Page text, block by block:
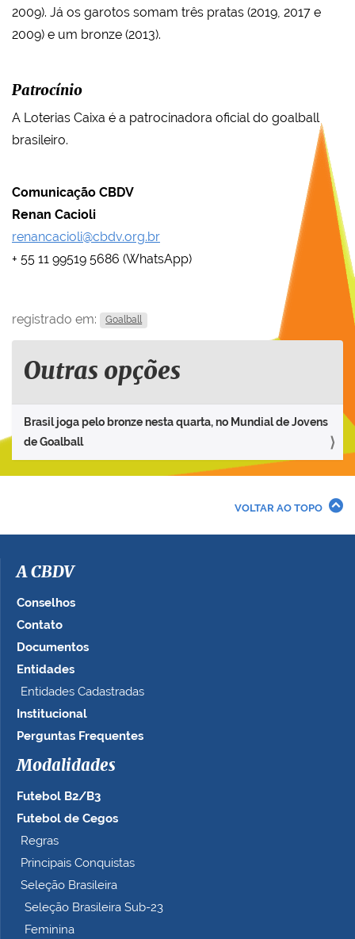
2009). Já os garotos somam três pratas (2019, 2017 e
2009) e um bronze (2013).
Patrocínio
A Loterias Caixa é a patrocinadora oficial do goalball
brasileiro.
Comunicação CBDV
Renan Cacioli
renancacioli@cbdv.org.br
+ 55 11 99519 5686 (WhatsApp)
registrado em: Goalball
Outras opções
Brasil joga pelo bronze nesta quarta, no Mundial de Jovens
de Goalball
VOLTAR AO TOPO
A CBDV
Conselhos
Contato
Documentos
Entidades
Entidades Cadastradas
Institucional
Perguntas Frequentes
Modalidades
Futebol B2/B3
Futebol de Cegos
Regras
Principais Conquistas
Seleção Brasileira
Seleção Brasileira Sub-23
Feminina